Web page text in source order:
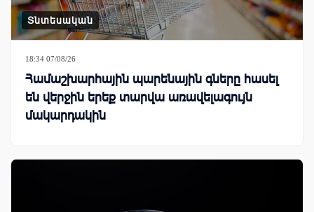
Տնտեսական
18:34 07/08/26
Համաշխարհային պարենային գները հասել
են վերջին երեք տարվա առավելագույն
մակարդակին